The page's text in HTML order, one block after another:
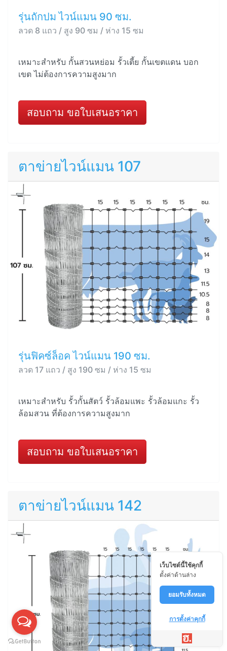
รุ่นถักปม ไวน์แมน 90 ซม.
ลวด 8 แถว / สูง 90 ซม / ห่าง 15 ซม
เหมาะสำหรับ กั้นสวนหย่อม รั้วเตี้ย กั้นเขตแดน บอก
เขต ไม่ต้องการความสูงมาก
สอบถาม ขอใบเสนอราคา
ตาข่ายไวน์แมน 107
รุ่นฟิคซ์ล็อค ไวน์แมน 190 ซม.
ลวด 17 แถว / สูง 190 ซม / ห่าง 15 ซม
เหมาะสำหรับ รั้วกั้นสัตว์ รั้วล้อมแพะ รั้วล้อมแกะ รั้ว
ล้อมสวน ที่ต้องการความสูงมาก
สอบถาม ขอใบเสนอราคา
ตาข่ายไวน์แมน 142
เว็บไซต์นี้ใช้คุกกี้
ตั้งค่าด้านล่าง
ยอมรับทั้งหมด
การตั้งค่าคุกกี้